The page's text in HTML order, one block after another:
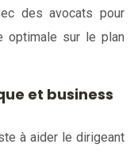
des avocats pour
optimale sur le plan
et business
à aider le dirigeant